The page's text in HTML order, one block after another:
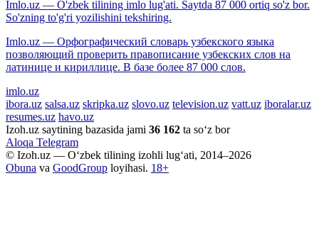
Imlo.uz — O'zbek tilining imlo lug'ati. Saytda 87 000 ortiq so'z bor.
So'zning to'g'ri yozilishini tekshiring.
Imlo.uz — Орфографический словарь узбекского языка
позволяющий проверить правописание узбекских слов на
латинице и кириллице. В базе более 87 000 слов.
imlo.uz
ibora.uz salsa.uz skripka.uz slovo.uz television.uz vatt.uz iboralar.uz
resumes.uz havo.uz
Izoh.uz saytining bazasida jami 36 162 ta so‘z bor
Aloqa Telegram
© Izoh.uz — O‘zbek tilining izohli lug‘ati, 2014–2026
Obuna va GoodGroup loyihasi. 18+